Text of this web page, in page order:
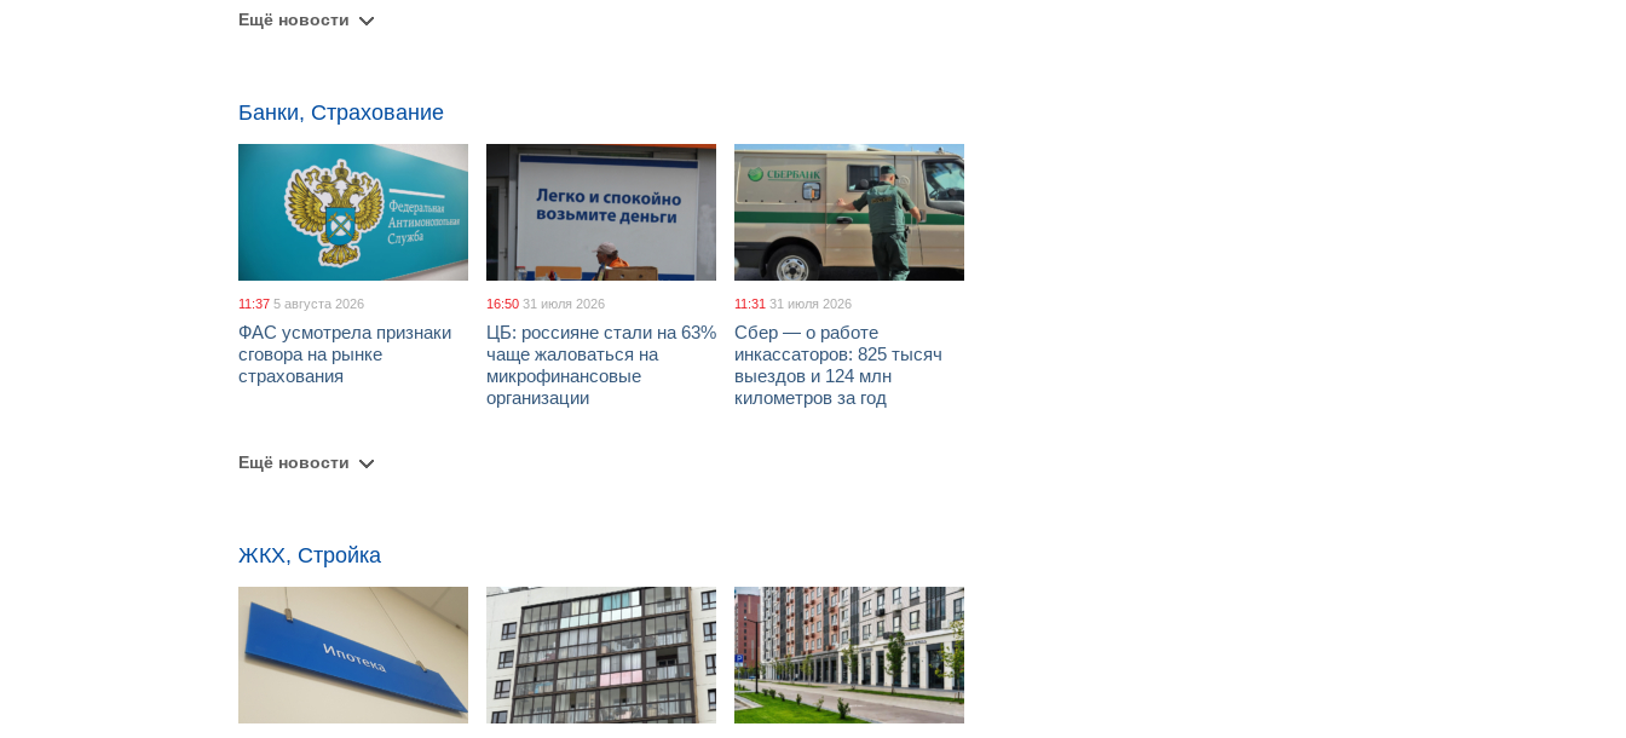
Ещё новости
Банки, Страхование
11:37 5 августа 2026
ФАС усмотрела признаки
сговора на рынке
страхования
16:50 31 июля 2026
ЦБ: россияне стали на 63%
чаще жаловаться на
микрофинансовые
организации
11:31 31 июля 2026
Сбер — о работе
инкассаторов: 825 тысяч
выездов и 124 млн
километров за год
Ещё новости
ЖКХ, Стройка